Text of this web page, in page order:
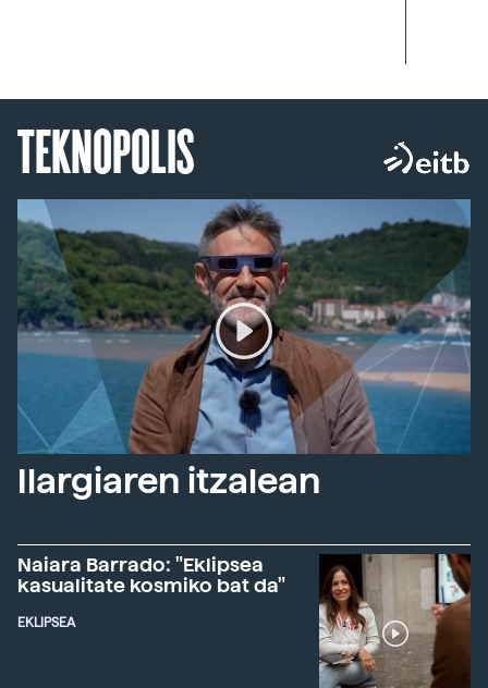
TEKNOPOLIS
Ilargiaren itzalean
Naiara Barrado: "Eklipsea
kasualitate kosmiko bat da"
EKLIPSEA